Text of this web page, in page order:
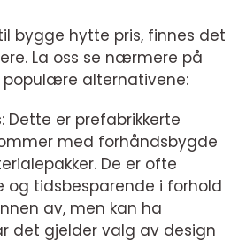
bygge hytte pris, finnes det
La oss se nærmere på
alternativene:
Dette er prefabrikkerte
med forhåndsbygde
De er ofte
og tidsbesparende i forhold
av, men kan ha
det gjelder valg av design